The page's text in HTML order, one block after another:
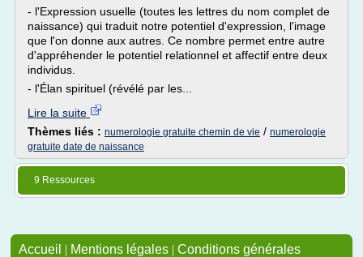
- l'Expression usuelle (toutes les lettres du nom complet de
naissance) qui traduit notre potentiel d'expression, l'image
que l'on donne aux autres. Ce nombre permet entre autre
d'appréhender le potentiel relationnel et affectif entre deux
individus.
- l'Élan spirituel (révélé par les...
Lire la suite
Thèmes liés : numerologie gratuite chemin de vie / numerologie
gratuite date de naissance
9 Ressources
Accueil | Mentions légales | Conditions générales